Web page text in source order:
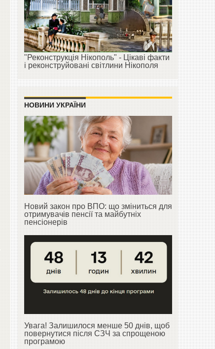
"Реконструкція Нікополь" - Цікаві факти
і реконструйовані світлини Нікополя
НОВИНИ УКРАЇНИ
Новий закон про ВПО: що зміниться для
отримувачів пенсії та майбутніх
пенсіонерів
Увага! Залишилося менше 50 днів, щоб
повернутися після СЗЧ за спрощеною
програмою